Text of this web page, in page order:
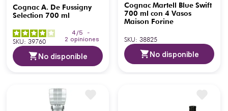
Cognac A. De Fussigny
Selection 700 ml
4/5
-
2 opiniones
SKU: 39760
No disponible
Cognac Martell Blue Swift
700 ml con 4 Vasos
Maison Forine
SKU: 38825
No disponible